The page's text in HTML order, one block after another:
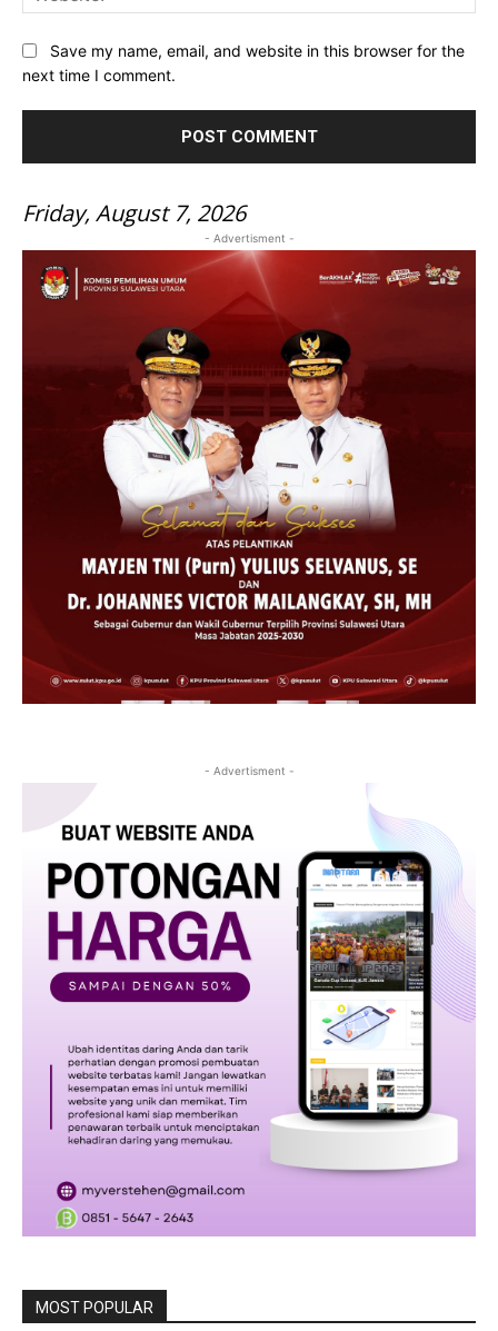
Save my name, email, and website in this browser for the
next time I comment.
Friday, August 7, 2026
- Advertisment -
- Advertisment -
MOST POPULAR